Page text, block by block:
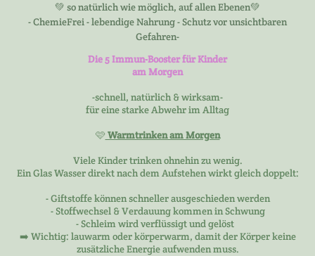
💚 so natürlich wie möglich, auf allen Ebenen💚
- ChemieFrei - lebendige Nahrung - Schutz vor unsichtbaren
Gefahren-
Die 5Immun-Booster für Kinder
am Morgen
-schnell, natürlich & wirksam-
für eine starke Abwehr im Alltag
🩷 Warmtrinken am Morgen
Viele Kinder trinken ohnehin zu wenig.
Ein Glas Wasser direkt nach dem Aufstehen wirkt gleich doppelt:
- Giftstoffe können schneller ausgeschieden werden
- Stoffwechsel & Verdauung kommen in Schwung
- Schleim wird verflüssigt und gelöst
➡️ Wichtig: lauwarm oder körperwarm, damit der Körper keine
zusätzliche Energie aufwenden muss.